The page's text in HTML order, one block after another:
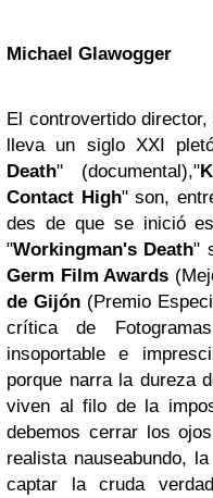
Michael Glawogger
El controvertido
lleva un siglo XXI
Death" (documental),"
Contact High" son,
des de que se inició
"Workingman's Death"
Germ Film Awards
de Gijón (Premio
crítica de
insoportable e
porque narra la dureza
viven al filo de la
debemos cerrar los
realista nauseabundo,
captar la cruda